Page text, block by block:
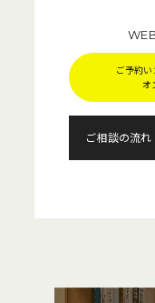
ご予約
オ
ご相談の流